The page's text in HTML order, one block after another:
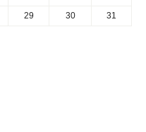
29 30 31